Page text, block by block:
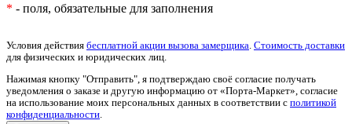
* - поля, обязательные для заполнения
Условия действия бесплатной акции вызова замерщика Стоимость доставки
для физических и юридических лиц.
Нажимая кнопку "Отправить", я подтверждаю своё согласие получать
уведомления о заказе и другую информацию от «Порта-Маркет», согласие
на использование моих персональных данных в соответствии с политикой
конфиденциальности